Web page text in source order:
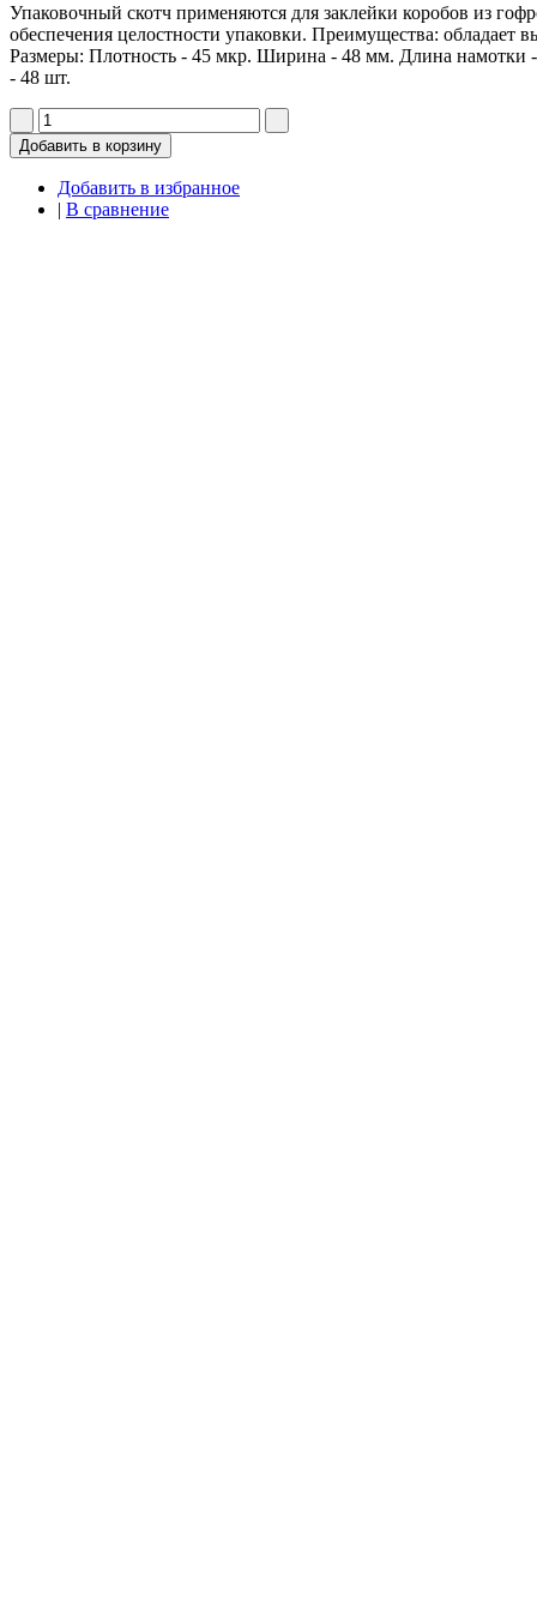
Упаковочный скотч применяются для заклейки коробов из
обеспечения целостности упаковки. Преимущества: обладает
Размеры: Плотность - 45 мкр. Ширина - 48 мм. Длина
- 48 шт.
Добавить в корзину
Добавить в избранное
| В сравнение